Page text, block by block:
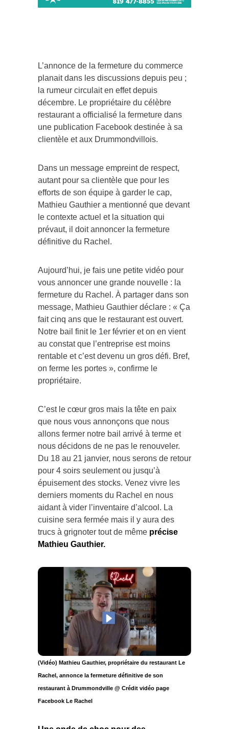
L’annonce de la fermeture du commerce
planait dans les discussions depuis peu ;
la rumeur circulait en effet depuis
décembre. Le propriétaire du célèbre
restaurant a officialisé la fermeture dans
une publication Facebook destinée à sa
clientèle et aux Drummondvillois.
Dans un message empreint de respect,
autant pour sa clientèle que pour les
efforts de son équipe à garder le cap,
Mathieu Gauthier a mentionné que devant
le contexte actuel et la situation qui
prévaut, il doit annoncer la fermeture
définitive du Rachel.
Aujourd’hui, je fais une petite vidéo pour
vous annoncer une grande nouvelle : la
fermeture du Rachel. À partager dans son
message, Mathieu Gauthier déclare : « Ça
fait cinq ans que le restaurant est ouvert.
Notre bail finit le 1er février et on en vient
au constat que l’entreprise est moins
rentable et c’est devenu un gros défi. Bref,
on ferme les portes », confirme le
propriétaire.
C’est le cœur gros mais la tête en paix
que nous vous annonçons que nous
allons fermer notre bail arrivé à terme et
nous décidons de ne pas le renouveler.
Du 18 au 21 janvier, nous serons de retour
pour 4 soirs seulement ou jusqu’à
épuisement des stocks. Venez vivre les
derniers moments du Rachel en nous
aidant à vider l’inventaire d’alcool. La
cuisine sera fermée mais il y aura des
trucs à grignoter tout de même précise
Mathieu Gauthier.
(Vidéo) Mathieu Gauthier, propriétaire du restaurant Le
Rachel, annonce la fermeture définitive de son
restaurant à Drummondville @ Crédit vidéo page
Facebook Le Rachel